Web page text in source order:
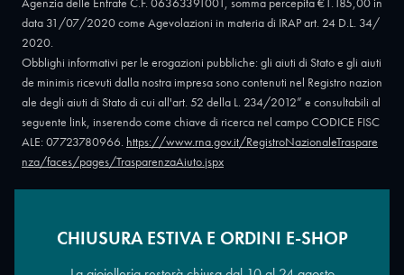
data 31/07/2020 come Agevolazioni in materia di IRAP art. 24 D.L. 34/
2020.
Obblighi informativi per le erogazioni pubbliche: gli aiuti di Stato e gli aiuti
de minimis ricevuti dalla nostra impresa sono contenuti nel Registro nazion
ale degli aiuti di Stato di cui all'art. 52 della L. 234/2012” e consultabili al
seguente link, inserendo come chiave di ricerca nel campo CODICE FISC
ALE: 07723780966. https://www.rna.gov.it/RegistroNazionaleTraspare
nza/faces/pages/TrasparenzaAiuto.jspx
Copyright © 2026 - Oreficeria Enrico Sali Conti e C. snc - Partita IVA
CHIUSURA ESTIVA E ORDINI E-SHOP